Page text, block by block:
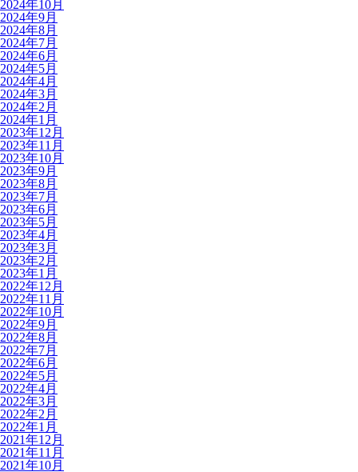
2024年10月
2024年9月
2024年8月
2024年7月
2024年6月
2024年5月
2024年4月
2024年3月
2024年2月
2024年1月
2023年12月
2023年11月
2023年10月
2023年9月
2023年8月
2023年7月
2023年6月
2023年5月
2023年4月
2023年3月
2023年2月
2023年1月
2022年12月
2022年11月
2022年10月
2022年9月
2022年8月
2022年7月
2022年6月
2022年5月
2022年4月
2022年3月
2022年2月
2022年1月
2021年12月
2021年11月
2021年10月